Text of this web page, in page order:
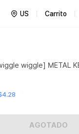
US Carrito
wiggle] METAL
AGOTADO